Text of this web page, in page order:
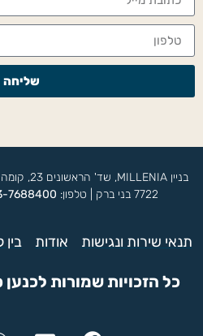
שליחה
7722 בני ברק | טלפון:
7688400
תנאי שירות ונגישות אודות בין
כל הזכויות שמורות